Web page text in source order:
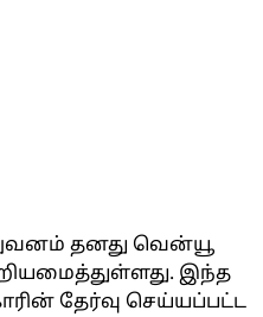
தனது வென்யூ
இந்த
தேர்வு செய்யப்பட்ட